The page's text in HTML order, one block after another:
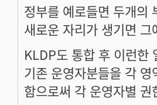
정부를 예로들면 두개의
새로운 자리가 생기면
KLDP도 통합 후 이런한
기존 운영자분들을 각
함으로써 각 운영자별